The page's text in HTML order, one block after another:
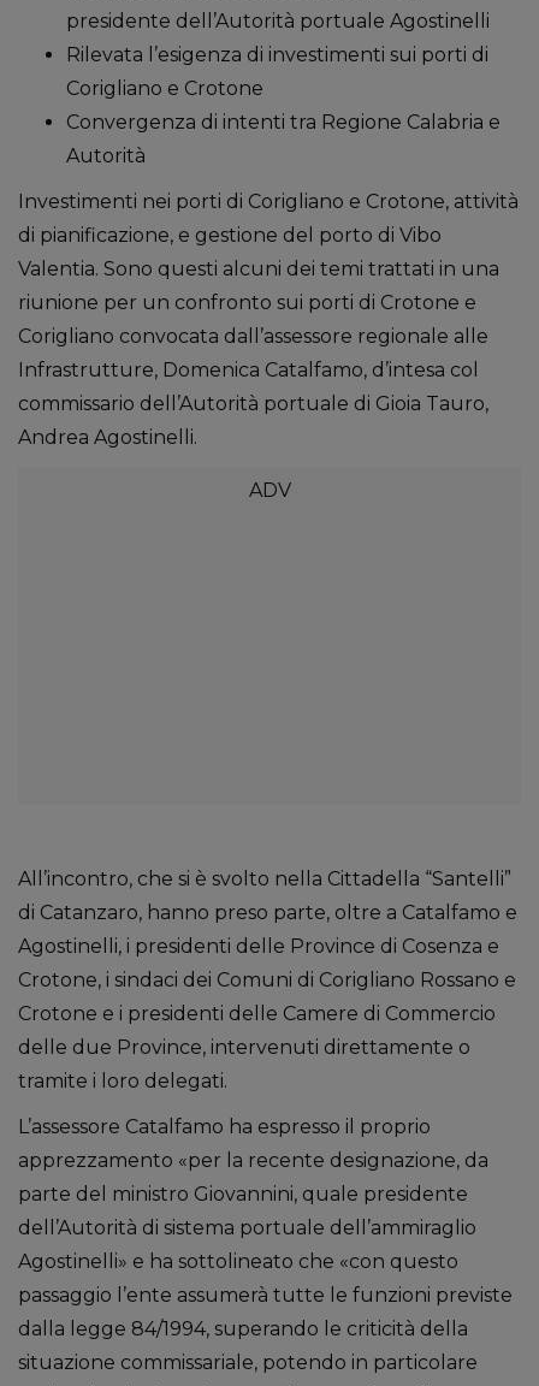
presidente dell’Autorità portuale Agostinelli
Rilevata l’esigenza di investimenti sui porti di
Corigliano e Crotone
Convergenza di intenti tra Regione Calabria e
Autorità
Investimenti nei porti di Corigliano e Crotone, attività
di pianificazione, e gestione del porto di Vibo
Valentia. Sono questi alcuni dei temi trattati in una
riunione per un confronto sui porti di Crotone e
Corigliano convocata dall’assessore regionale alle
Infrastrutture, Domenica Catalfamo, d’intesa col
commissario dell’Autorità portuale di Gioia Tauro,
Andrea Agostinelli.
All’incontro, che si è svolto nella Cittadella “Santelli”
di Catanzaro, hanno preso parte, oltre a Catalfamo e
Agostinelli, i presidenti delle Province di Cosenza e
Crotone, i sindaci dei Comuni di Corigliano Rossano e
Crotone e i presidenti delle Camere di Commercio
delle due Province, intervenuti direttamente o
tramite i loro delegati.
L’assessore Catalfamo ha espresso il proprio
apprezzamento «per la recente designazione, da
parte del ministro Giovannini, quale presidente
dell’Autorità di sistema portuale dell’ammiraglio
Agostinelli» e ha sottolineato che «con questo
passaggio l’ente assumerà tutte le funzioni previste
dalla legge 84/1994, superando le criticità della
situazione commissariale, potendo in particolare